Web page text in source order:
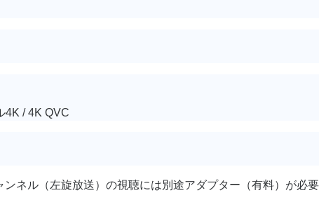
4K / 4K QVC
ネル（左旋放送）の視聴には別途アダプター（有料）が必要